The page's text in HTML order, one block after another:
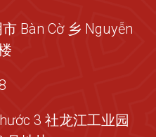
Bàn Cờ 乡 Nguyễn
3 社龙江工业园